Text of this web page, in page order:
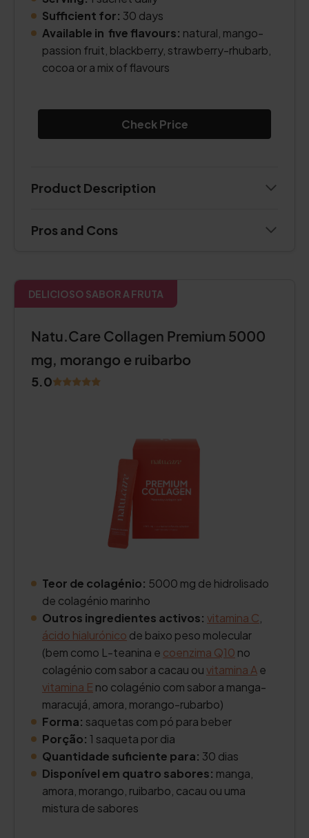
Sufficient for: 30 days
Available in five flavours: natural, mango-
passion fruit, blackberry, strawberry-rhubarb,
cocoa or a mix of flavours
Check Price
Product Description
Pros and Cons
DELICIOSO SABOR A FRUTA
Natu.Care Collagen Premium 5000
mg, morango e ruibarbo
5.0
Teor de colagénio: 5000 mg de hidrolisado
de colagénio marinho
Outros ingredientes activos: vitamina C
ácido hialurónico de baixo peso molecular
(bem como L-teanina e coenzima Q10 no
colagénio com sabor a cacau ouvitamina Ae
vitamina E no colagénio com sabor a manga-
maracujá, amora, morango-rubarbo)
Forma: saquetas com pó para beber
Porção: 1 saqueta por dia
Quantidade suficiente para: 30 dias
Disponível em quatro sabores: manga,
amora, morango, ruibarbo, cacau ou uma
mistura de sabores